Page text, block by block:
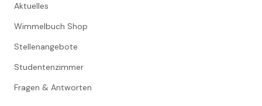
Aktuelles
Wimmelbuch Shop
Stellenangebote
Studentenzimmer
Fragen & Antworten